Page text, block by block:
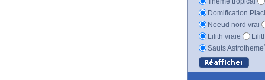
Domification
Noeud nord vrai
Lilith vraie
Sauts Astrotheme